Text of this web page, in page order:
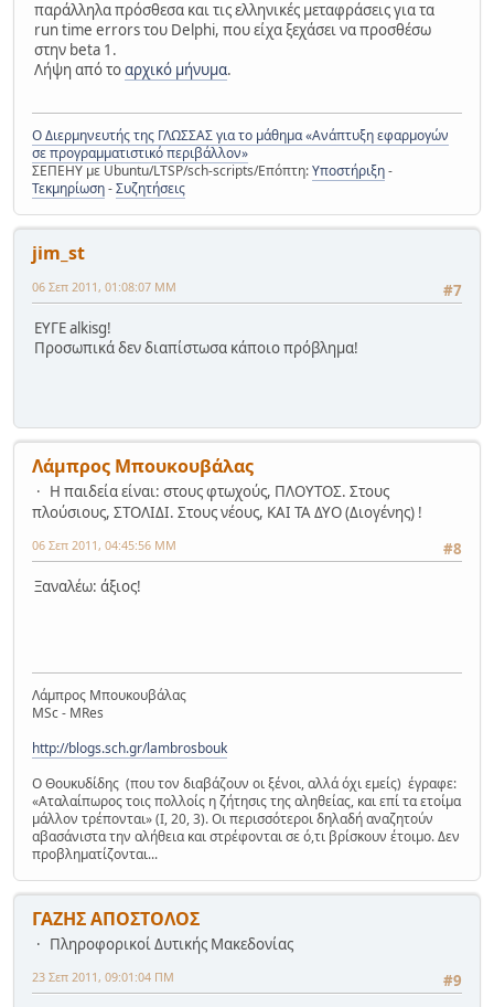
παράλληλα πρόσθεσα και τις ελληνικές μεταφράσεις για τα
run time errors του Delphi, που είχα ξεχάσει να προσθέσω
στην beta 1.
Λήψη από τοαρχικό μήνυμα.
Ο Διερμηνευτής της ΓΛΩΣΣΑΣ για το μάθημα «Ανάπτυξη εφαρμογών
σε προγραμματιστικό περιβάλλον»
ΣΕΠΕΗΥ με Ubuntu/LTSP/sch-scripts/Επόπτη:Υποστήριξη-
Τεκμηρίωση-Συζητήσεις
jim_st
#7
06 Σεπ 2011, 01:08:07 ΜΜ
ΕΥΓΕ alkisg!
Προσωπικά δεν διαπίστωσα κάποιο πρόβλημα!
Λάμπρος Μπουκουβάλας
Η παιδεία είναι: στους φτωχούς, ΠΛΟΥΤΟΣ. Στους
πλούσιους, ΣΤΟΛΙΔΙ. Στους νέους, ΚΑΙ ΤΑ ΔΥΟ (Διογένης) !
#8
06 Σεπ 2011, 04:45:56 ΜΜ
Ξαναλέω: άξιος!
Λάμπρος Μπουκουβάλας
MSc - MRes
http://blogs.sch.gr/lambrosbouk
Ο Θουκυδίδης (που τον διαβάζουν οι ξένοι, αλλά όχι εμείς) έγραφε:
«Αταλαίπωρος τοις πολλοίς η ζήτησις της αληθείας, και επί τα ετοίμα
μάλλον τρέπονται» (Ι, 20, 3). Οι περισσότεροι δηλαδή αναζητούν
αβασάνιστα την αλήθεια και στρέφονται σε ό,τι βρίσκουν έτοιμο. Δεν
προβληματίζονται...
ΓΑΖΗΣ ΑΠΟΣΤΟΛΟΣ
Πληροφορικοί Δυτικής Μακεδονίας
#9
23 Σεπ 2011, 09:01:04 ΠΜ